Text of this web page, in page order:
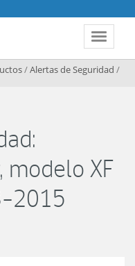
Toggle
/Alertas de Seguridad /
modelo XF
2015